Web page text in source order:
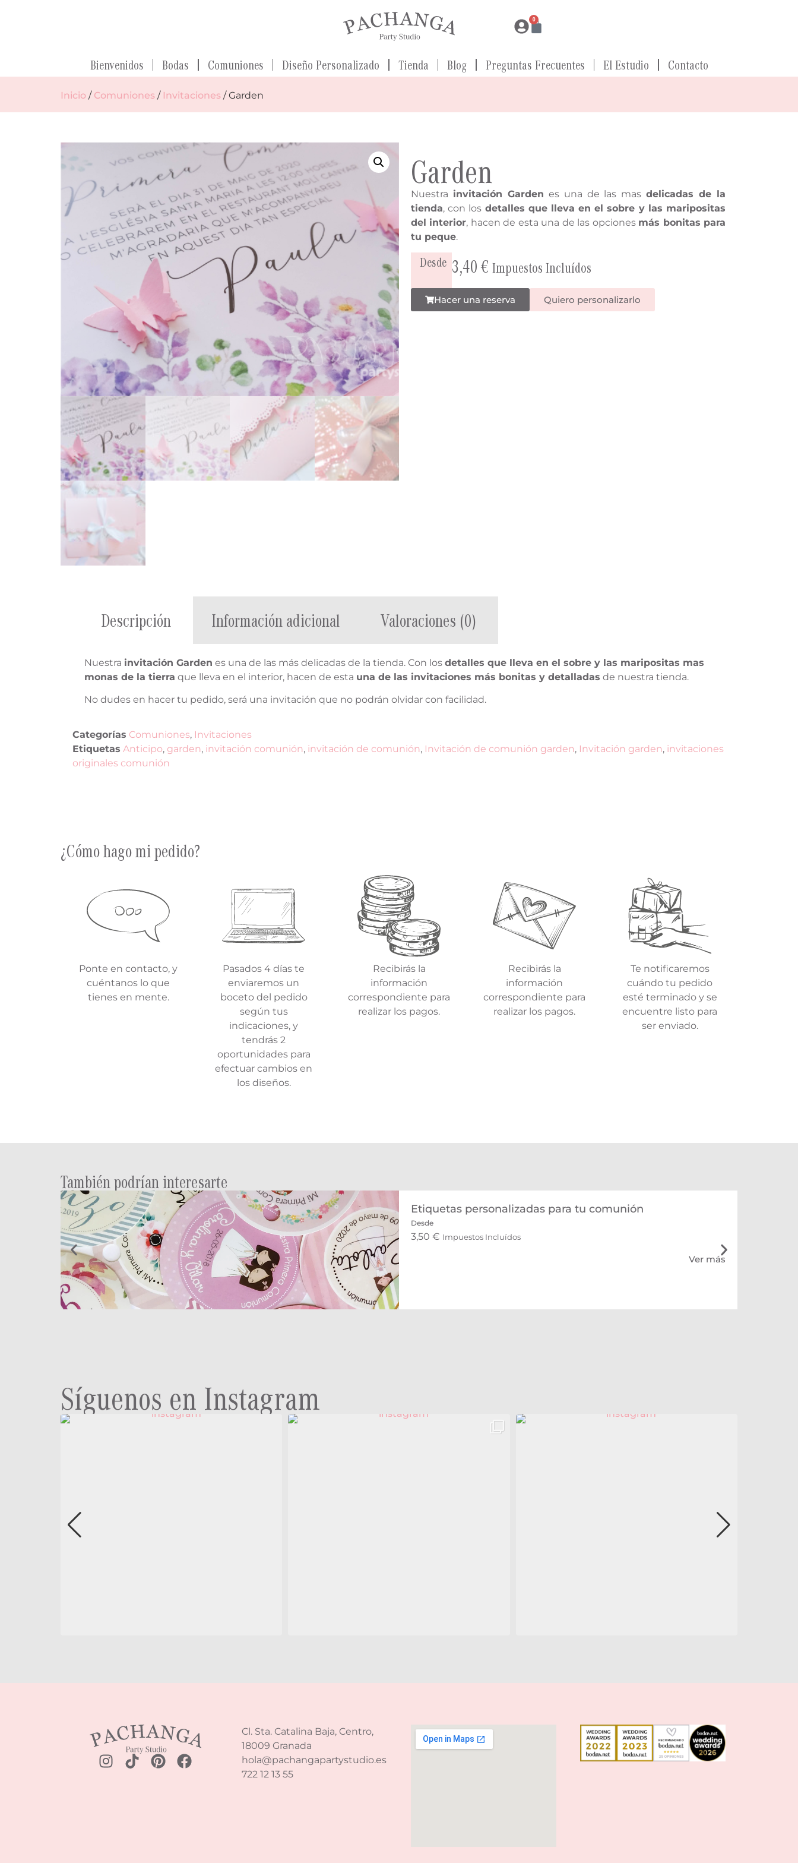
0
Bienvenidos Bodas Comuniones Diseño Personalizado Tienda Blog Preguntas Frecuentes El Estudio Contacto
Inicio / Comuniones / Invitaciones / Garden
Garden
Nuestra invitación Garden es una de las masdelicadas de la
tienda, con los detalles que lleva en el sobre y las maripositas
del interior, hacen de esta una de las opciones más bonitas para
tu peque.
Desde 3,40€ Impuestos Incluídos
Hacer una reserva Quiero personalizarlo
Descripción Información adicional Valoraciones (0)
Nuestra invitación Garden es una de las más delicadas de la tienda. Con los detalles que lleva en el sobre y las maripositas mas
monas de la tierra que lleva en el interior, hacen de esta una de las invitaciones más bonitas y detalladas de nuestra tienda.
No dudes en hacer tu pedido, será una invitación que no podrán olvidar con facilidad.
Categorías Comuniones, Invitaciones
Etiquetas Anticipo, garden, invitación comunión, invitación de comunión, Invitación de comunión garden, Invitación garden, invitaciones
originales comunión
¿Cómo hago mi pedido?
Ponte en contacto, y
cuéntanos lo que
tienes en mente.
Pasados 4 días te
enviaremos un
boceto del pedido
según tus
indicaciones, y
tendrás 2
oportunidades para
efectuar cambios en
los diseños.
Recibirás la
información
correspondiente para
realizar los pagos.
Recibirás la
información
correspondiente para
realizar los pagos.
Te notificaremos
cuándo tu pedido
esté terminado y se
encuentre listo para
ser enviado.
También podrían interesarte
Etiquetas personalizadas para tu comunión
Desde
3,50 € Impuestos Incluídos
Ver más
Síguenos en Instagram
Cl. Sta. Catalina Baja, Centro,
18009 Granada
hola@pachangapartystudio.es
722 12 13 55